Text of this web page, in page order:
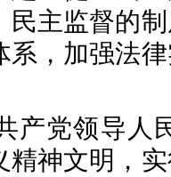
民主监督的
系，加强法
产党领导人
精神文明，